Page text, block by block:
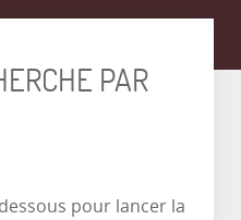
PAR
pour lancer la